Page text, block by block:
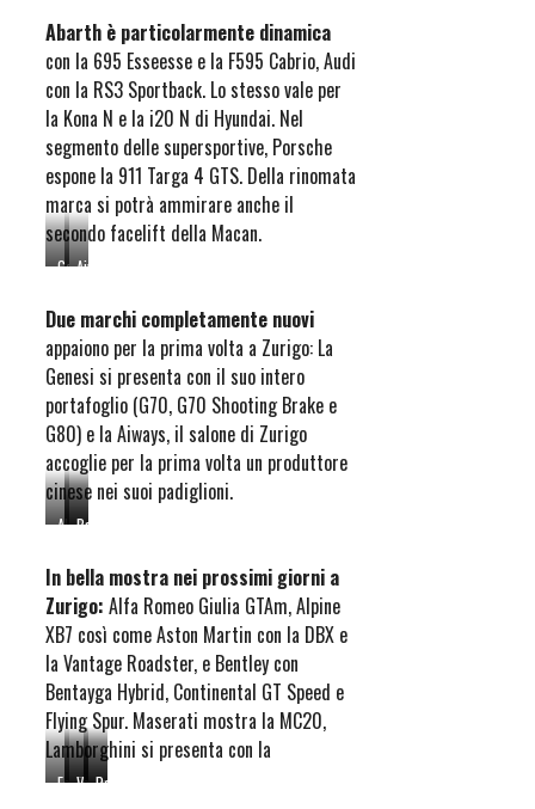
Abarth è particolarmente dinamica
con la 695 Esseesse e la F595 Cabrio, Audi
con la RS3 Sportback. Lo stesso vale per
la Kona N e la i20 N di Hyundai. Nel
segmento delle supersportive, Porsche
espone la 911 Targa 4 GTS. Della rinomata
marca si potrà ammirare anche il
secondo facelift della Macan.
Genesis
1st
May
2021
Photo:
James
Lipman
Aiways
Due marchi completamente nuovi
appaiono per la prima volta a Zurigo: La
Genesi si presenta con il suo intero
portafoglio (G70, G70 Shooting Brake e
G80) e la Aiways, il salone di Zurigo
accoglie per la prima volta un produttore
cinese nei suoi padiglioni.
Alfa
Giulia
QV
GTAm
Aston
Vantage
Roadster
Bentley
GT
Speed
In bella mostra nei prossimi giorni a
Zurigo: Alfa Romeo Giulia GTAm, Alpine
XB7 così come Aston Martin con la DBX e
la Vantage Roadster, e Bentley con
Bentayga Hybrid, Continental GT Speed e
Flying Spur. Maserati mostra la MC20,
Lamborghini si presenta con la
Ferrari
Ferrari
Vanderhall
Lamborghini
Pagani